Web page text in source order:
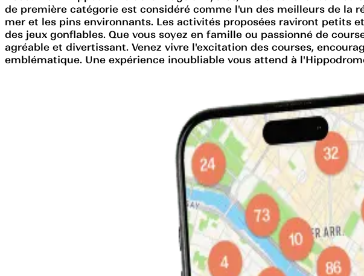
de première catégorie est considéré comme l'un des meilleurs de la
mer et les pins environnants. Les activités proposées raviront petits
des jeux gonflables. Que vous soyez en famille ou passionné de
agréable et divertissant. Venez vivre l'excitation des courses,
emblématique. Une expérience inoubliable vous attend à